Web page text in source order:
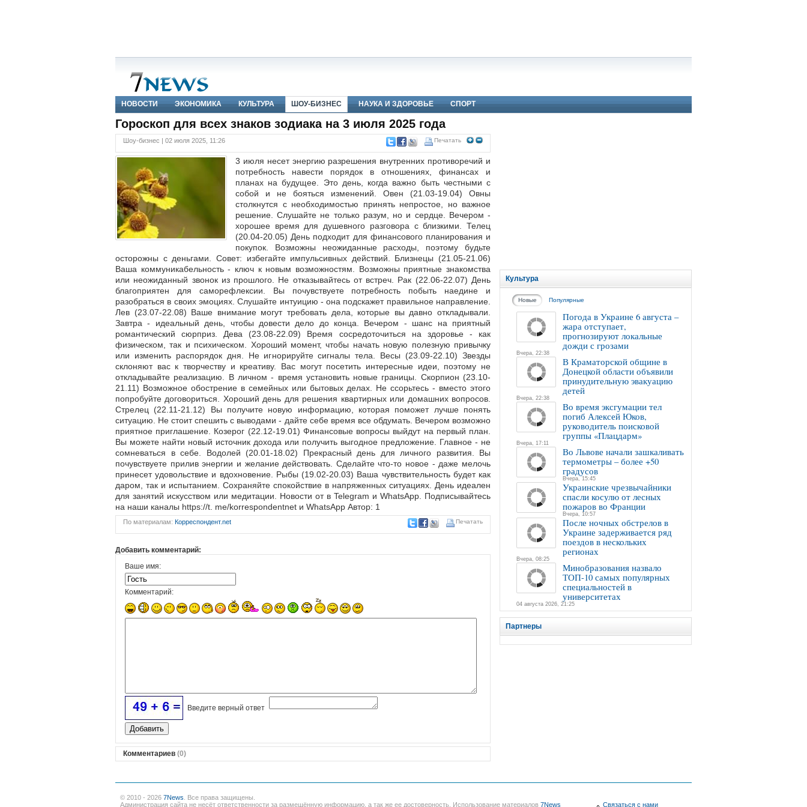
НОВОСТИ ЭКОНОМИКА КУЛЬТУРА ШОУ-БИЗНЕС НАУКА И ЗДОРОВЬЕ СПОРТ
Гороскоп для всех знаков зодиака на 3 июля 2025 года
Печатать
Шоу-бизнес | 02 июля 2025, 11:26
3 июля несет энергию разрешения внутренних противоречий и
потребность навести порядок в отношениях, финансах и
планах на будущее. Это день, когда важно быть честными с
собой и не бояться изменений. Овен (21.03-19.04) Овны
столкнутся с необходимостью принять непростое, но важное
решение. Слушайте не только разум, но и сердце. Вечером -
хорошее время для душевного разговора с близкими. Телец
(20.04-20.05) День подходит для финансового планирования и
покупок. Возможны неожиданные расходы, поэтому будьте
осторожны с деньгами. Совет: избегайте импульсивных действий. Близнецы (21.05-21.06)
Ваша коммуникабельность - ключ к новым возможностям. Возможны приятные знакомства
или неожиданный звонок из прошлого. Не отказывайтесь от встреч. Рак (22.06-22.07) День
благоприятен для саморефлексии. Вы почувствуете потребность побыть наедине и
разобраться в своих эмоциях. Слушайте интуицию - она подскажет правильное направление.
Лев (23.07-22.08) Ваше внимание могут требовать дела, которые вы давно откладывали.
Завтра - идеальный день, чтобы довести дело до конца. Вечером - шанс на приятный
романтический сюрприз. Дева (23.08-22.09) Время сосредоточиться на здоровье - как
физическом, так и психическом. Хороший момент, чтобы начать новую полезную привычку
или изменить распорядок дня. Не игнорируйте сигналы тела. Весы (23.09-22.10) Звезды
склоняют вас к творчеству и креативу. Вас могут посетить интересные идеи, поэтому не
откладывайте реализацию. В личном - время установить новые границы. Скорпион (23.10-
21.11) Возможное обострение в семейных или бытовых делах. Не ссорьтесь - вместо этого
попробуйте договориться. Хороший день для решения квартирных или домашних вопросов.
Стрелец (22.11-21.12) Вы получите новую информацию, которая поможет лучше понять
ситуацию. Не стоит спешить с выводами - дайте себе время все обдумать. Вечером возможно
приятное приглашение. Козерог (22.12-19.01) Финансовые вопросы выйдут на первый план.
Вы можете найти новый источник дохода или получить выгодное предложение. Главное - не
сомневаться в себе. Водолей (20.01-18.02) Прекрасный день для личного развития. Вы
почувствуете прилив энергии и желание действовать. Сделайте что-то новое - даже мелочь
принесет удовольствие и вдохновение. Рыбы (19.02-20.03) Ваша чувствительность будет как
даром, так и испытанием. Сохраняйте спокойствие в напряженных ситуациях. День идеален
для занятий искусством или медитации. Новости от в Telegram и WhatsApp. Подписывайтесь
на наши каналы https://t. me/korrespondentnet и WhatsApp Автор: 1
Печатать
По материалам: Корреспондент.net
Добавить комментарий:
Ваше имя:
Комментарий:
Введите верный ответ
Комментариев (0)
Культура
Новые Популярные
Погода в Украине 6 августа –
жара отступает,
прогнозируют локальные
дожди с грозами
Вчера, 22:38
В Краматорской общине в
Донецкой области объявили
принудительную эвакуацию
детей
Вчера, 22:38
Во время эксгумации тел
погиб Алексей Юков,
руководитель поисковой
группы «Плацдарм»
Вчера, 17:11
Во Львове начали зашкаливать
термометры – более +50
градусов
Вчера, 15:45
Украинские чрезвычайники
спасли косулю от лесных
пожаров во Франции
Вчера, 10:57
После ночных обстрелов в
Украине задерживается ряд
поездов в нескольких
регионах
Вчера, 08:25
Минобразования назвало
ТОП-10 самых популярных
специальностей в
университетах
04 августа 2026, 21:25
Партнеры
© 2010 - 2026 7News . Все права защищены.
Администрация сайта не несёт ответственности за размещённую информацию, а так же ее достоверность. Использование материалов 7News Связаться с нами